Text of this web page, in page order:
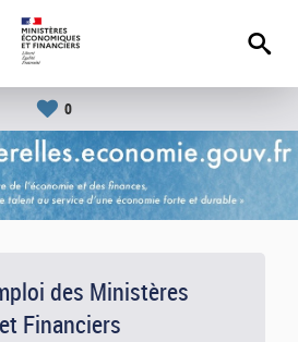
0
des Ministères
Financiers